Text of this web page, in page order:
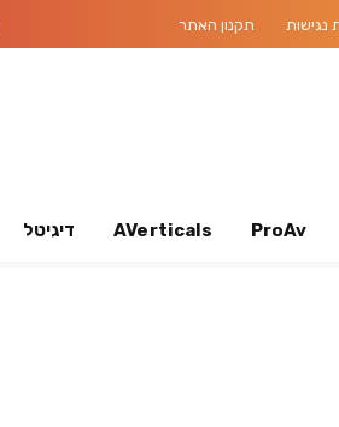
נגישות תקנון האתר
ProAv
AVerticals דיגיטל